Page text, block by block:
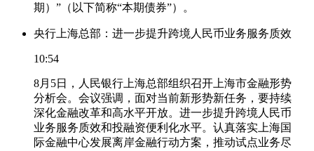
期）”（以下简称“本期债券”）。
央行上海总部：进一步提升跨境人民币业务服务质效
10:54
8月5日，人民银行上海总部组织召开上海市金融形势
分析会。会议强调，面对当前新形势新任务，要持续
深化金融改革和高水平开放。进一步提升跨境人民币
业务服务质效和投融资便利化水平。认真落实上海国
际金融中心发展离岸金融行动方案，推动试点业务尽